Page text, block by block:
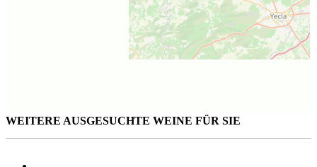
WEITERE AUSGESUCHTE WEINE FÜR SIE